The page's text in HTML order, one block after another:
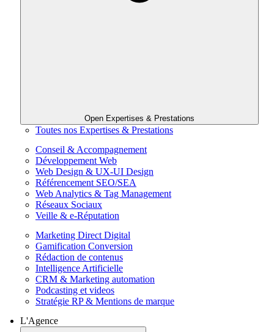
Open Expertises & Prestations
Toutes nos Expertises & Prestations
Conseil & Accompagnement
Développement Web
Web Design & UX-UI Design
Référencement SEO/SEA
Web Analytics & Tag Management
Réseaux Sociaux
Veille & e-Réputation
Marketing Direct Digital
Gamification Conversion
Rédaction de contenus
Intelligence Artificielle
CRM & Marketing automation
Podcasting et videos
Stratégie RP & Mentions de marque
L'Agence